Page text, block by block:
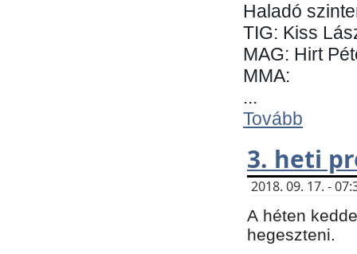
Haladó
TIG: Kiss
MAG: Hirt
MMA:
...
Tovább
3. heti
2018. 09. 17. -
A héten
hegeszteni.